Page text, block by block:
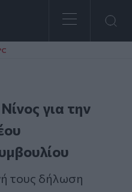
για την
τους δήλωση